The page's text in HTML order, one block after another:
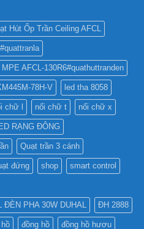
Hút Ốp Trần Ceiling AFCL
#quattranla
AFCL-130R6#quathuttranden
78H-V led tha 8058
chữ l nối chữ t nối chữ x
RẠNG ĐÔNG
Quạt trần 3 cánh
đứng shop smart control
ĐÈN PHA 30W DUHAL ĐH 2888
đồng hồ đồng hồ hươu